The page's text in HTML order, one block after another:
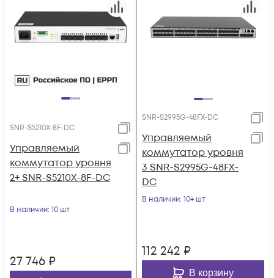
SNR-S5210X-8F-DC
Управляемый
коммутатор уровня
2+ SNR-S5210X-8F-DC
В наличии: 10 шт
27 746 ₽
SNR-S2995G-48FX-DC
Управляемый
коммутатор уровня
3 SNR-S2995G-48FX-
DC
В наличии: 10+ шт
112 242 ₽
В корзину